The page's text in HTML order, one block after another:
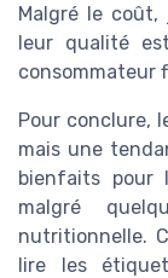
Malgré le
leur qualité
consommateur
Pour conclure,
mais une
bienfaits pour
malgré
nutritionnelle.
lire les